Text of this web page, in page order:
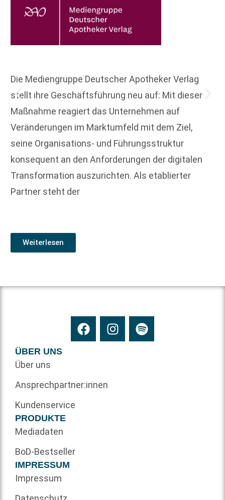
Die Mediengruppe Deutscher Apotheker Verlag
stellt ihre Geschäftsführung neu auf: Mit dieser
Maßnahme reagiert das Unternehmen auf
Veränderungen im Marktumfeld mit dem Ziel,
seine Organisations- und Führungsstruktur
konsequent an den Anforderungen der digitalen
Transformation auszurichten. Als etablierter
Partner steht der
Weiterlesen
ÜBER UNS
Über uns
Ansprechpartner:innen
Kundenservice
PRODUKTE
Mediadaten
BoD-Bestseller
IMPRESSUM
Impressum